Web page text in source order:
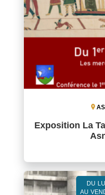
Exposition La
DU
AU